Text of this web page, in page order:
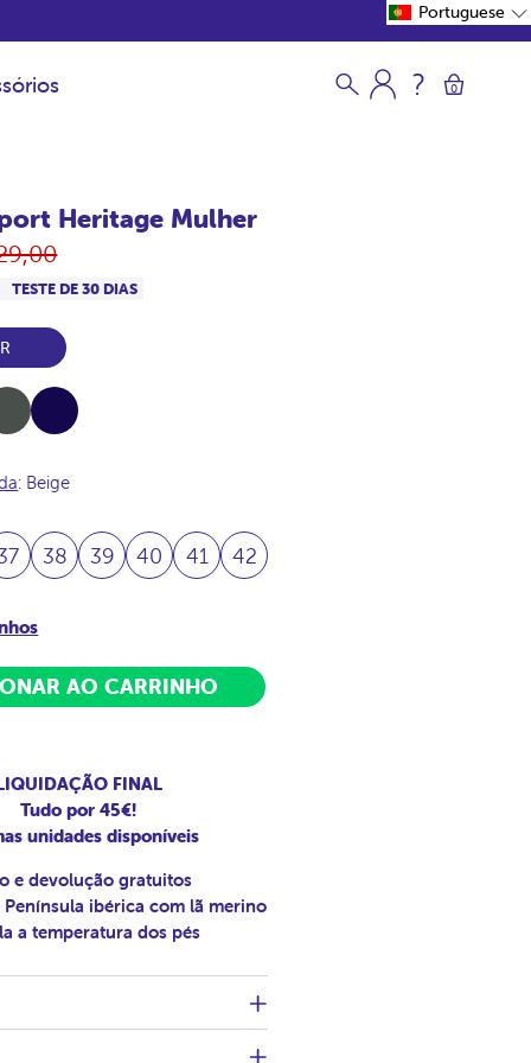
0
Heritage Mulher
TESTE DE 30 DIAS
Navy
: Beige
38 39 40 41 42
AO CARRINHO
FINAL
Tudo por 45€!
unidades disponíveis
e devolução gratuitos
Península ibérica com lã merino
a temperatura dos pés
Portuguese